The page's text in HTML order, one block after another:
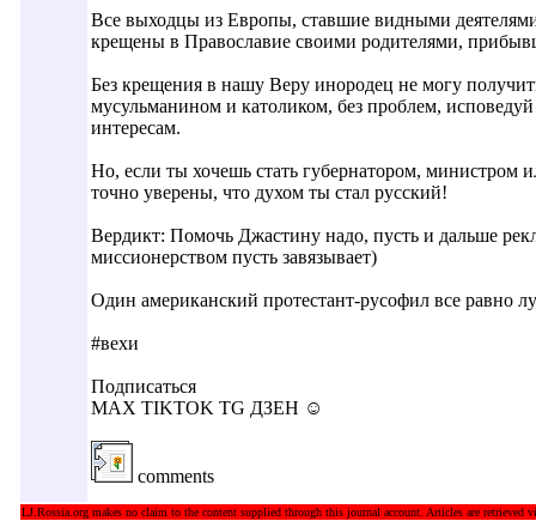
Все выходцы из Европы, ставшие видными
крещены в Православие своими родителями,
Без крещения в нашу Веру инородец не могу
мусульманином и католиком, без проблем,
интересам.
Но, если ты хочешь стать губернатором, министром
точно уверены, что духом ты стал русский!
Вердикт: Помочь Джастину надо, пусть и дальше
миссионерством пусть завязывает)
Один американский протестант-русофил все равно
#вехи
Подписаться
MAX TIKTOK TG ДЗЕН ☺
comments
LJ.Rossia.org makes no claim to the content supplied through this journal account. Articles are retrieved